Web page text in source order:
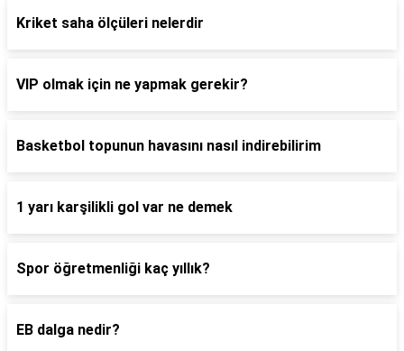
Kriket saha ölçüleri nelerdir
VIP olmak için ne yapmak gerekir?
Basketbol topunun havasını nasıl indirebilirim
1 yarı karşilikli gol var ne demek
Spor öğretmenliği kaç yıllık?
EB dalga nedir?